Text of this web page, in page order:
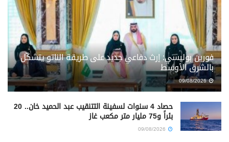
فورين بوليسي: إرث دفاعي جديد على طريقة الناتو يتشكّل
بالشرق الأوسط
09/08/2026
حصاد 4 سنوات لسفينة التتنقيب عبد الحميد خان.. 20
بئراً و75 مليار متر مكعب غاز